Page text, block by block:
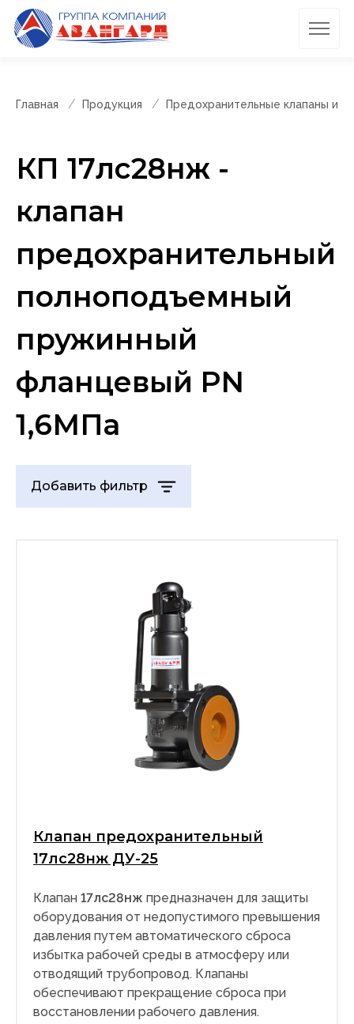
Главная Продукция Предохранительные клапаны и
КП 17лс28нж -
клапан
предохранительный
полноподъемный
пружинный
фланцевый PN
1,6МПа
Добавить фильтр
Клапан предохранительный
17лс28нж ДУ-25
Клапан 17лс28нж предназначен для защиты
оборудования от недопустимого превышения
давления путем автоматического сброса
избытка рабочей среды в атмосферу или
отводящий трубопровод. Клапаны
обеспечивают прекращение сброса при
восстановлении рабочего давления.